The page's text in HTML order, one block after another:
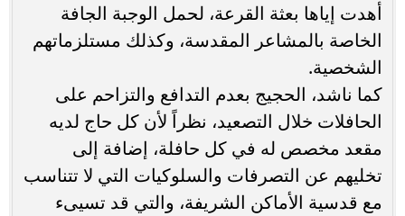
أهدت إياها بعثة القرعة، لحمل الوجبة الجافة
الخاصة بالمشاعر المقدسة، وكذلك مستلزماتهم
الشخصية.
كما ناشد، الحجيج بعدم التدافع والتزاحم على
الحافلات خلال التصعيد، نظراً لأن كل حاج لديه
مقعد مخصص له في كل حافلة، إضافة إلى
تخليهم عن التصرفات والسلوكيات التي لا تتناسب
مع قدسية الأماكن الشريفة، والتي قد تسيىء